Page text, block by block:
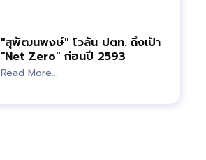
"สุพัฒนพงษ์" โวลั่น ปตท. ถึงเป้า
"Net Zero" ก่อนปี 2593
Read More...